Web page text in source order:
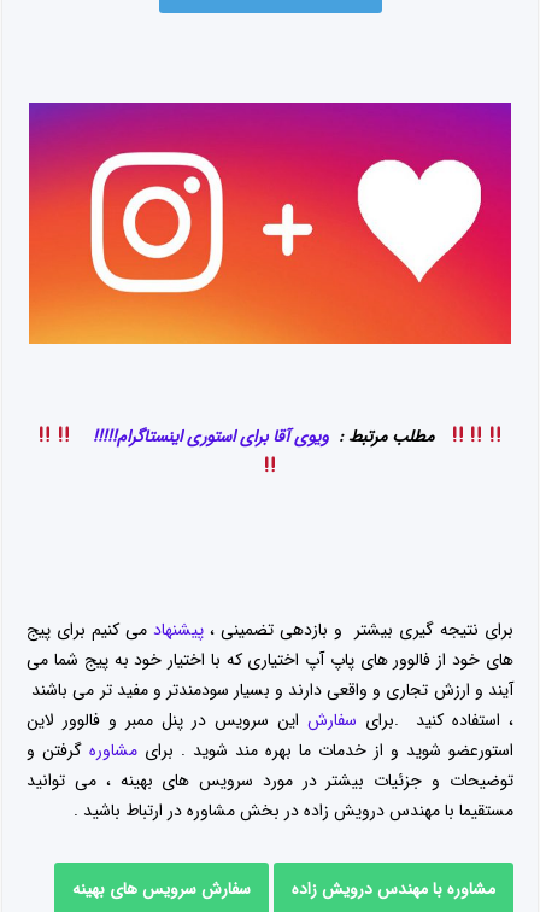
مطلب مرتبط :ویوی آقا برای استوری اینستاگرام!!!!!
برای نتیجه گیری بیشتر و بازدهی تضمینی ، پیشنهادمی کنیم برای پیج
های خود از فالوور های پاپ آپ اختیاری که با اختیار خود به پیج شما می
آیند و ارزش تجاری و واقعی دارند و بسیار سودمندتر و مفید تر می باشند
، استفاده کنید .برای سفارش این سرویس در پنل ممبر و فالوور لاین
استورعضو شوید و از خدمات ما بهره مند شوید . برای مشاورهگرفتن و
توضیحات و جزئیات بیشتر در مورد سرویس های بهینه ، می توانید
مستقیما با مهندس درویش زاده در بخش مشاوره در ارتباط باشید .
مشاوره با مهندس درویش زاده سفارش سرویس های بهینه